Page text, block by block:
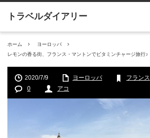
ホーム
ヨーロッパ
レモンの香る街、フランス・マントンでビタミンチャージ旅行♪
2020/7/9 ヨーロッパ フランス
0
アコ